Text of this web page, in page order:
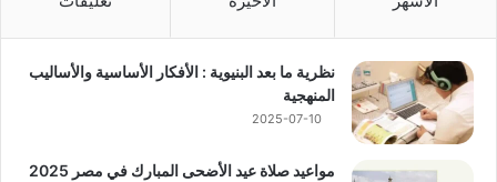
نظرية ما بعد البنيوية : الأفكار الأساسية والأساليب
المنهجية
2025-07-10
مواعيد صلاة عيد الأضحى المبارك في مصر 2025